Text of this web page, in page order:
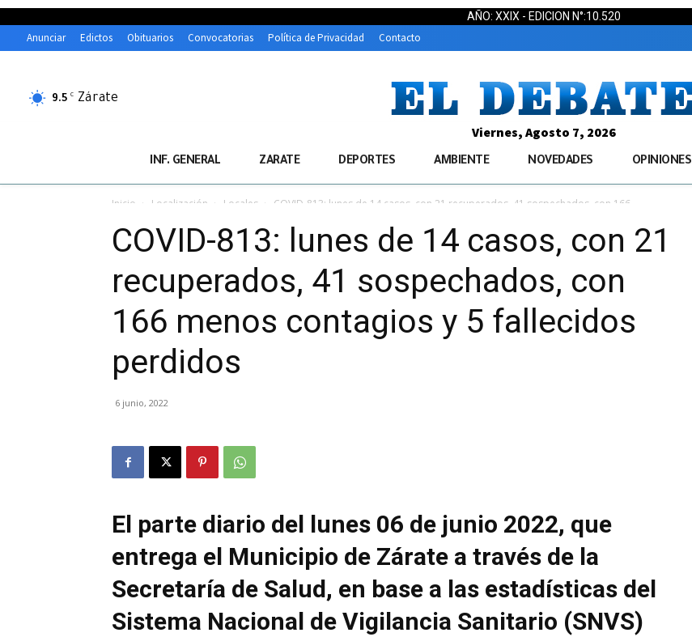
AÑO: XXIX - EDICION N°:10.520
Anunciar Edictos Obituarios Convocatorias Política de Privacidad Contacto
9.5 C Zárate
Viernes, Agosto 7, 2026
INF. GENERAL ZARATE DEPORTES AMBIENTE NOVEDADES OPINIONES
Inicio Localización Locales COVID-813: lunes de 14 casos, con 21 recuperados, 41 sospechados, con 166...
COVID-813: lunes de 14 casos, con 21
recuperados, 41 sospechados, con
166 menos contagios y 5 fallecidos
perdidos
6 junio, 2022
El parte diario del lunes 06 de junio 2022, que
entrega el Municipio de Zárate a través de la
Secretaría de Salud, en base a las estadísticas del
Sistema Nacional de Vigilancia Sanitario (SNVS)